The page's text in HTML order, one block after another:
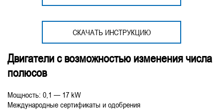
СКАЧАТЬ ИНСТРУКЦИЮ
Двигатели с возможностью изменения числа
полюсов
Мощность: 0,1 — 17 kW
Международные сертификаты и одобрения